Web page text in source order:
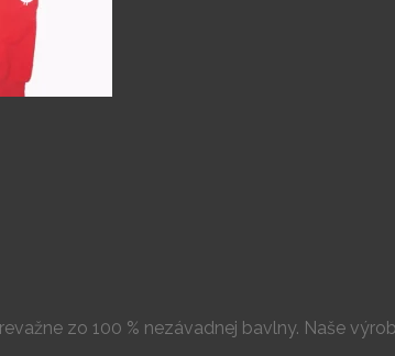
zo 100 % nezávadnej bavlny. Naše